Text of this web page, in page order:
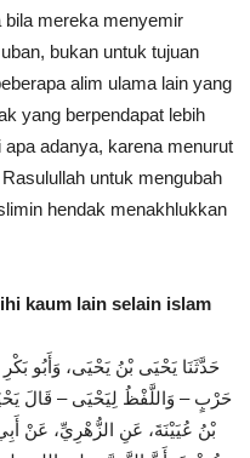
mereka menyemir
bukan untuk tujuan
alim ulama lain yang
yang berpendapat lebih
adanya, karena menurut
untuk mengubah
hendak menakhlukkan
kaum lain selain islam
حَدَّثَنَا يَحْيَى بْنُ يَحْيَى، وَأَبُو
حَرْبٍ – وَاللَّفْظُ لِيَحْيَى – قَالَ
بْنُ عُيَيْنَةَ، عَنِ الزُّهْرِيِّ، عَنْ